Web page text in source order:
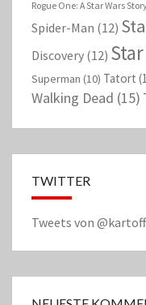
Rogue One: A Star Wars
Spider-Man (12)
Discovery (12)
Superman (10) Tatort
Walking Dead (15)
TWITTER
Tweets von